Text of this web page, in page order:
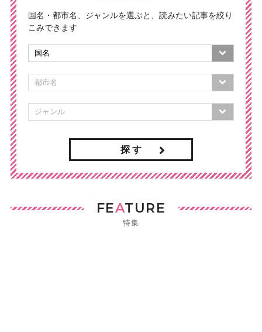
国名・都市名、ジャンルを選ぶと、読みたい記事を絞り
こみできます
探 す
FEATURE
特集